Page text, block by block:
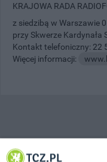
KRAJOWA RADA
z siedzibą w Warszawie
przy Skwerze Kardynała
Kontakt telefoniczny: 22
Więcej informacji:
© 2001-2026 Tczew - TCZ.PL